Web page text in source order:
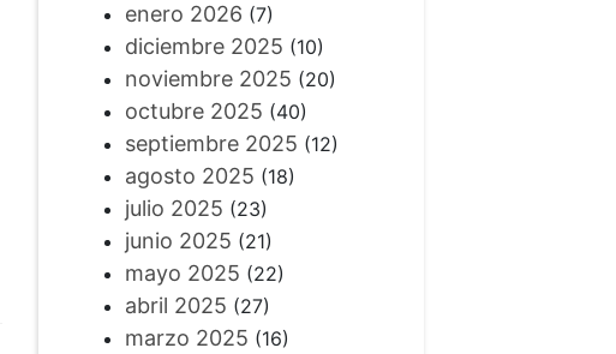
enero 2026 (7)
diciembre 2025 (10)
noviembre 2025 (20)
octubre 2025 (40)
septiembre 2025 (12)
agosto 2025 (18)
julio 2025 (23)
junio 2025 (21)
mayo 2025 (22)
abril 2025 (27)
marzo 2025 (16)